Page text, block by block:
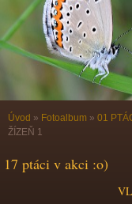
Úvod » Fotoalbum » 01
ŽÍZEŇ 1
17 ptáci v akci :o)